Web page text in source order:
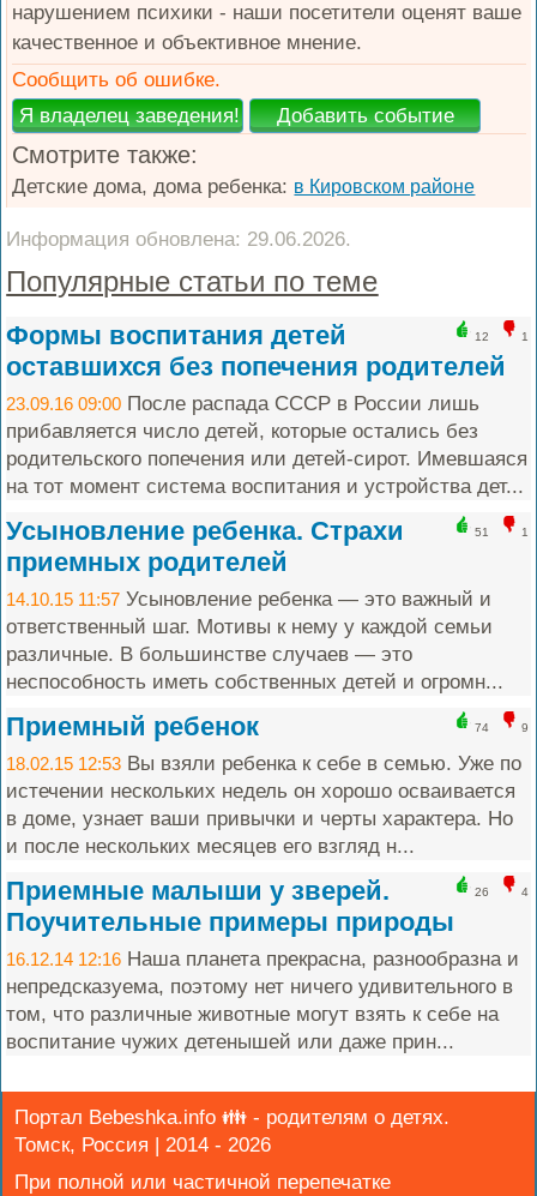
нарушением психики - наши посетители оценят ваше
качественное и объективное мнение.
Сообщить об ошибке.
Смотрите также:
Детские дома, дома ребенка: в Кировском районе
Информация обновлена: 29.06.2026.
Популярные статьи по теме
12 1
Формы воспитания детей
оставшихся без попечения родителей
23.09.16 09:00 После распада СССР в России лишь
прибавляется число детей, которые остались без
родительского попечения или детей-сирот. Имевшаяся
на тот момент система воспитания и устройства дет...
51 1
Усыновление ребенка. Страхи
приемных родителей
14.10.15 11:57 Усыновление ребенка — это важный и
ответственный шаг. Мотивы к нему у каждой семьи
различные. В большинстве случаев — это
неспособность иметь собственных детей и огромн...
74 9
Приемный ребенок
18.02.15 12:53 Вы взяли ребенка к себе в семью. Уже по
истечении нескольких недель он хорошо осваивается
в доме, узнает ваши привычки и черты характера. Но
и после нескольких месяцев его взгляд н...
26 4
Приемные малыши у зверей.
Поучительные примеры природы
16.12.14 12:16 Наша планета прекрасна, разнообразна и
непредсказуема, поэтому нет ничего удивительного в
том, что различные животные могут взять к себе на
воспитание чужих детенышей или даже прин...
Портал Bebeshka.info 👪 - родителям о детях.
Томск, Россия | 2014 - 2026
При полной или частичной перепечатке